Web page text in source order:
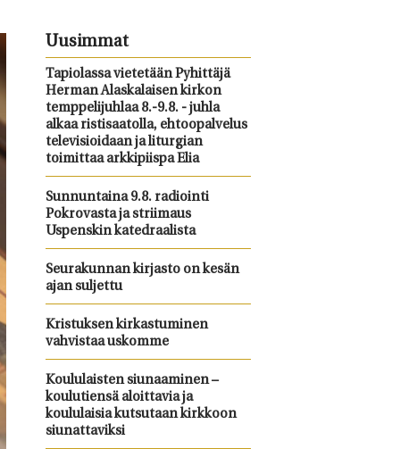
Uusimmat
Tapiolassa vietetään Pyhittäjä
Herman Alaskalaisen kirkon
temppelijuhlaa 8.-9.8. - juhla
alkaa ristisaatolla, ehtoopalvelus
televisioidaan ja liturgian
toimittaa arkkipiispa Elia
Sunnuntaina 9.8. radiointi
Pokrovasta ja striimaus
Uspenskin katedraalista
Seurakunnan kirjasto on kesän
ajan suljettu
Kristuksen kirkastuminen
vahvistaa uskomme
Koululaisten siunaaminen –
koulutiensä aloittavia ja
koululaisia kutsutaan kirkkoon
siunattaviksi